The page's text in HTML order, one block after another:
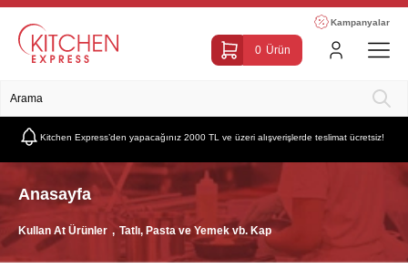
Kampanyalar
0 Ürün
Kitchen Express’den yapacağınız 2000 TL ve üzeri alışverişlerde teslimat ücretsiz!
Anasayfa
Kullan At Ürünler Tatlı, Pasta ve Yemek vb. Kap